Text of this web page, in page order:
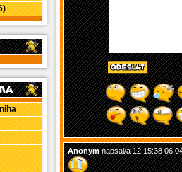
Anonymnapsal/a 12:15:38